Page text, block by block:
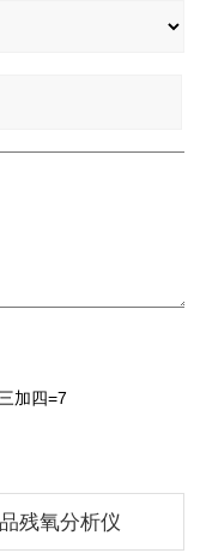
三加四=7
残氧分析仪